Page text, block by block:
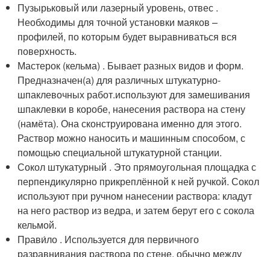
Пузырьковый или лазерный уровень, отвес .
Необходимы для точной установки маяков –
профилей, по которым будет выравниваться вся
поверхность.
Мастерок (кельма) . Бывает разных видов и форм.
Предназначен(а) для различных штукатурно-
шпаклевочных работ.используют для замешивания
шпаклевки в коробе, нанесения раствора на стену
(намёта). Она сконструирована именно для этого.
Раствор можно наносить и машинным способом, с
помощью специальной штукатурной станции.
Сокол штукатурный . Это прямоугольная площадка с
перпендикулярно прикреплённой к ней ручкой. Сокол
используют при ручном нанесении раствора: кладут
на него раствор из ведра, и затем берут его с сокола
кельмой.
Прави́ло . Используется для первичного
разравнивания раствора по стене, обычно между